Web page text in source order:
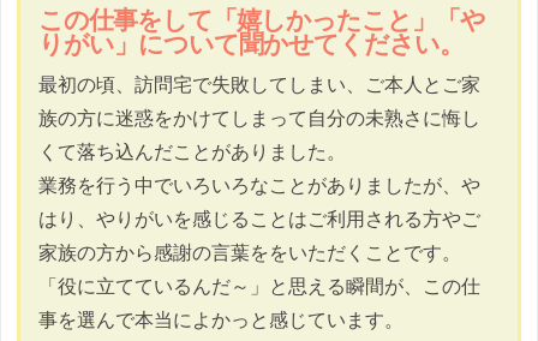
この仕事をして「嬉しかったこと」「や
りがい」について聞かせてください。
最初の頃、訪問宅で失敗してしまい、ご本人とご家
族の方に迷惑をかけてしまって自分の未熟さに悔し
くて落ち込んだことがありました。
業務を行う中でいろいろなことがありましたが、や
はり、やりがいを感じることはご利用される方やご
家族の方から感謝の言葉ををいただくことです。
「役に立てているんだ～」と思える瞬間が、この仕
事を選んで本当によかっと感じています。